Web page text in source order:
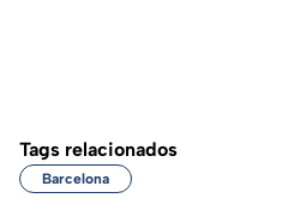
Tags relacionados
Barcelona